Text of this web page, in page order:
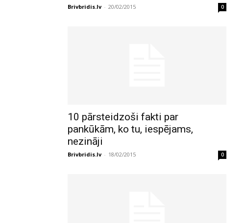
Brivbridis.lv - 20/02/2015 0
10 pārsteidzoši fakti par
pankūkām, ko tu, iespējams,
nezināji
Brivbridis.lv - 18/02/2015 0